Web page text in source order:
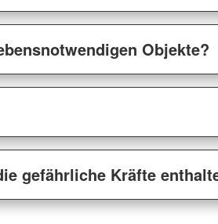
Objekte?
gefährliche Kräfte